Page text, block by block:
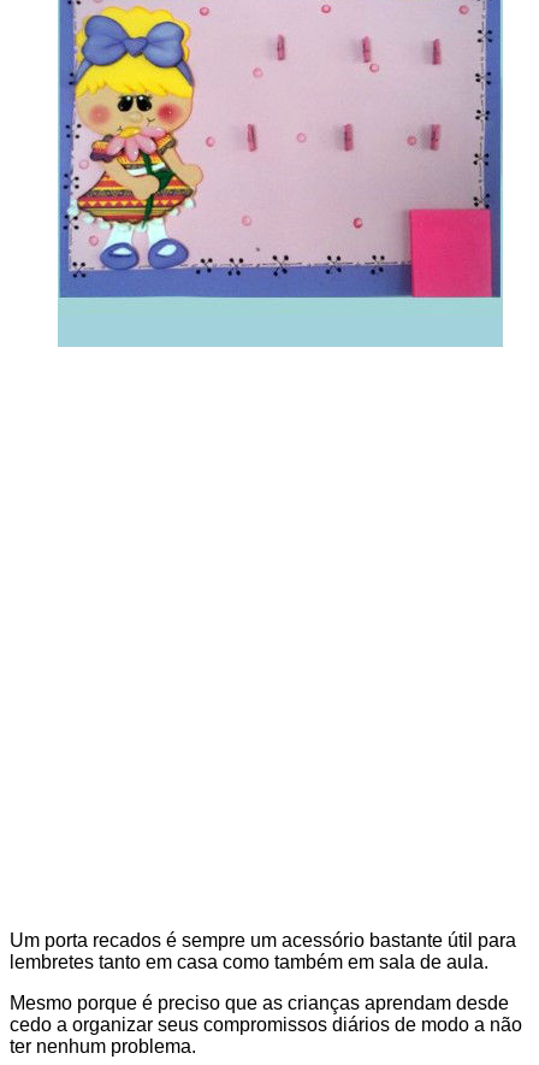
Um porta recados é sempre um acessório bastante útil para
lembretes tanto em casa como também em sala de aula.
Mesmo porque é preciso que as crianças aprendam desde
cedo a organizar seus compromissos diários de modo a não
ter nenhum problema.